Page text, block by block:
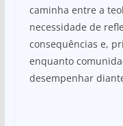
caminha entre a
necessidade de
consequências e,
enquanto
desempenhar